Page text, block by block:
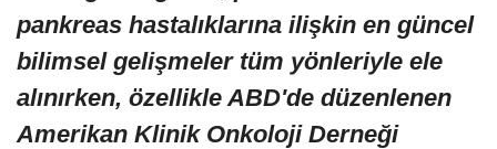
pankreas hastalıklarına ilişkin en güncel
bilimsel gelişmeler tüm yönleriyle ele
alınırken, özellikle ABD'de düzenlenen
Amerikan Klinik Onkoloji Derneği